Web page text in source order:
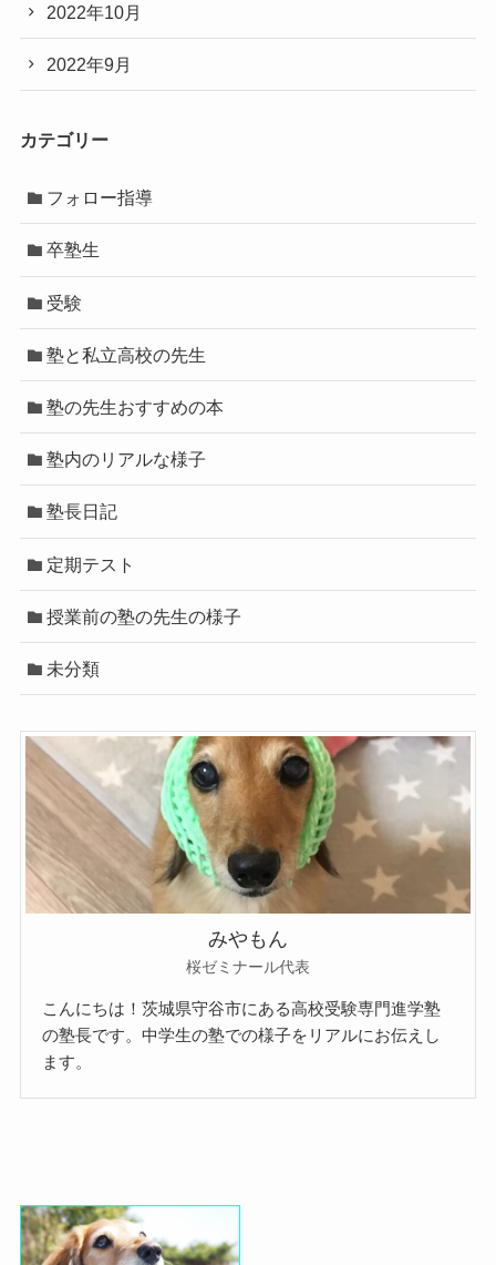
2022年10月
2022年9月
カテゴリー
フォロー指導
卒塾生
受験
塾と私立高校の先生
塾の先生おすすめの本
塾内のリアルな様子
塾長日記
定期テスト
授業前の塾の先生の様子
未分類
みやもん
桜ゼミナール代表
こんにちは！茨城県守谷市にある高校受験専門進学塾
の塾長です。中学生の塾での様子をリアルにお伝えし
ます。